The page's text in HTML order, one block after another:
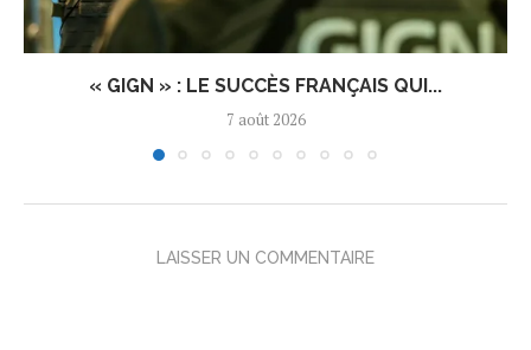
« GIGN » : LE SUCCÈS FRANÇAIS QUI...
7 août 2026
LAISSER UN COMMENTAIRE